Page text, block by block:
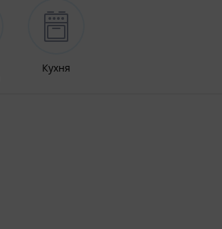
Кухня